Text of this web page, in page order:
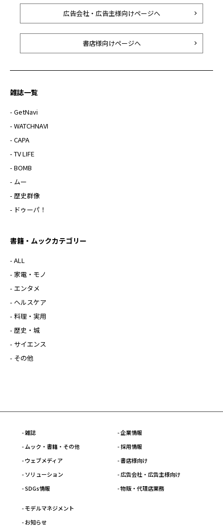
広告会社・広告主様向けページへ
書店様向けページへ
雑誌一覧
- GetNavi
- WATCHNAVI
- CAPA
- TV LIFE
- BOMB
- ムー
- 歴史群像
- ドゥーパ！
書籍・ムックカテゴリー
- ALL
- 家電・モノ
- エンタメ
- ヘルスケア
- 料理・実用
- 歴史・城
- サイエンス
- その他
- 雑誌
- ムック・書籍・その他
- ウェブメディア
- ソリューション
- SDGs情報
- 企業情報
- 採用情報
- 書店様向け
- 広告会社・広告主様向け
- 物販・代理店業務
- モデルマネジメント
- お知らせ